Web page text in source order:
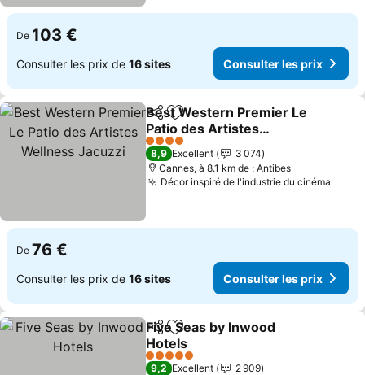
De 103 €
Consulter les prix de 16 sites Consulter les prix
PartagerAjouter à mes favoris
Best Western Premier Le
Patio des Artistes
Wellness Jacuzzi
Consulter les prix
4 Étoiles
8,9 Excellent
3 074
Cannes, à 8.1 km de : Antibes
Décor inspiré de l'industrie du cinéma
De 76 €
Consulter les prix de 16 sites Consulter les prix
PartagerAjouter à mes favoris
Five Seas by Inwood
Hotels
Consulter les prix
5 Étoiles
9,2 Excellent
2 909